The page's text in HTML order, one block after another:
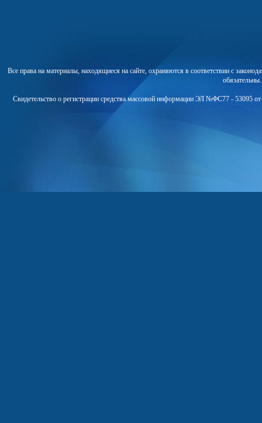
Все права на материалы, находящиеся на сайте, охраняются в соответствии с
Свидетельство о регистрации средства массовой информации ЭЛ №ФС77 - 53095